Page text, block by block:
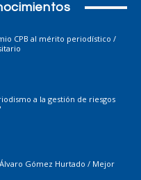
CPB al mérito periodístico /
a la gestión de riesgos
Gómez Hurtado / Mejor